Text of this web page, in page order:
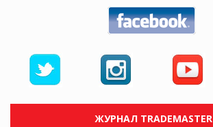
ЖУРНАЛ TRADEMASTER